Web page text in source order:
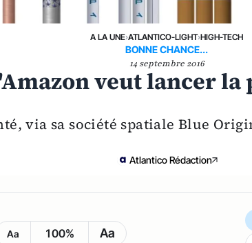
A LA UNE›ATLANTICO-LIGHT›HIGH-TECH
BONNE CHANCE...
14 septembre 2016
veut lancer la
via sa société spatiale Blue
Atlantico Rédaction
Aa 100% Aa